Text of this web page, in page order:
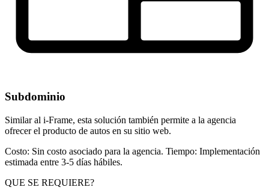
Subdominio
Similar al i-Frame, esta solución también permite a la agencia
ofrecer el producto de autos en su sitio web.
Costo: Sin costo asociado para la agencia. Tiempo: Implementación
estimada entre 3-5 días hábiles.
QUE SE REQUIERE?